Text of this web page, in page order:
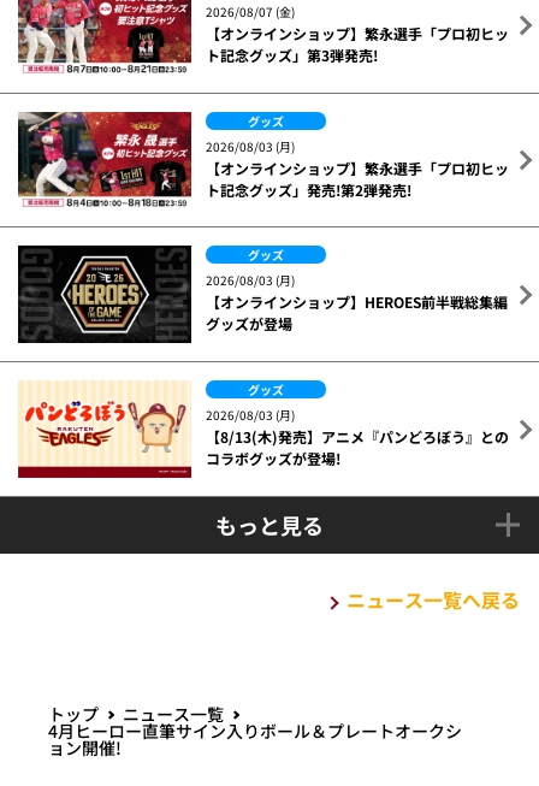
2026/08/07 (金)
【オンラインショップ】繁永選手「プロ初ヒッ
ト記念グッズ」第3弾発売!
グッズ
2026/08/03 (月)
【オンラインショップ】繁永選手「プロ初ヒッ
ト記念グッズ」発売!第2弾発売!
グッズ
2026/08/03 (月)
【オンラインショップ】HEROES前半戦総集編
グッズが登場
グッズ
2026/08/03 (月)
【8/13(木)発売】アニメ『パンどろぼう』との
コラボグッズが登場!
もっと見る
ニュース一覧へ戻る
トップ ニュース一覧
4月ヒーロー直筆サイン入りボール＆プレートオークシ
ョン開催!